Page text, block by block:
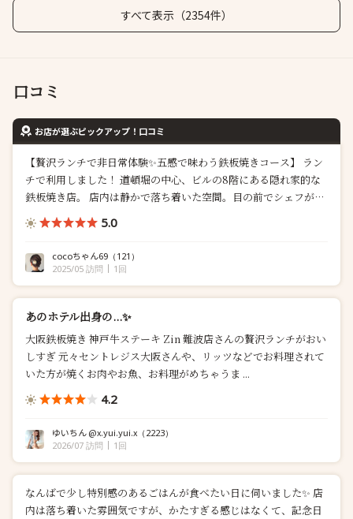
すべて表示（2354件）
口コミ
お店が選ぶピックアップ！口コミ
【贅沢ランチで非日常体験✨五感で味わう鉄板焼きコース】 ラン
チで利用しました！ 道頓堀の中心、ビルの8階にある隠れ家的な
鉄板焼き店。 店内は静かで落ち着いた空間。目の前でシェフが丁
寧に焼き上げてくれるカウンター席で、ライブ感も楽しめました
いただいたのは「和生鉄板ステーキ＆ハンバーグランチ
（¥6,600）」というコース。 ◆鉄板シーフードサラダ まずこの
前菜が感動レベル。 鉄...
5.0
cocoちゃん69 （121）
2025/05 訪問
1回
あのホテル出身の...✨
大阪鉄板焼き 神戸牛ステーキ Zin 難波店さんの贅沢ランチがおい
しすぎ 元々セントレジス大阪さんや、リッツなどでお料理されて
いた方が焼くお肉やお魚、お料理がめちゃうま ...
4.2
ゆいちん @x.yui.yui.x （2223）
2026/07 訪問
1回
なんばで少し特別感のあるごはんが食べたい日に伺いました✨ 店
内は落ち着いた雰囲気ですが、かたすぎる感じはなくて、記念日